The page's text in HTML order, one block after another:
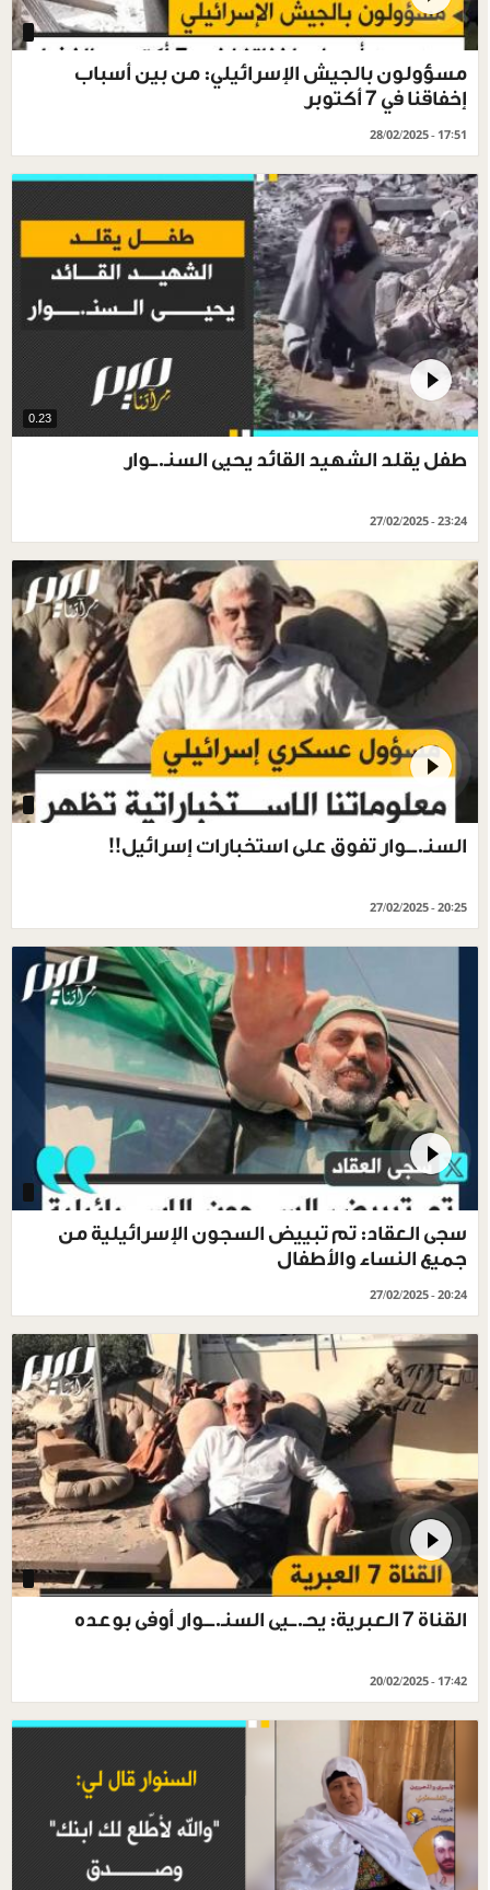
مسؤولون بالجيش الإسرائيلي: من بين أسباب
إخفاقنا في 7 أكتوبر
28/02/2025 - 17:51
0.23
طفل يقلد الشهيد القائد يحيى السنـ.ــوار
27/02/2025 - 23:24
‏السنـ.ـــوار تفوق على استخبارات إسرائيل!!
27/02/2025 - 20:25
سجى العقاد: تم تبييض السجون الإسرائيلية من
جميع النساء والأطفال
27/02/2025 - 20:24
القناة 7 العبرية: يحـ.ــيى السنـ.ـــوار أوفى بوعده
20/02/2025 - 17:42